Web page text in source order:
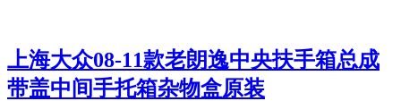
上海大众08-11款老朗逸中央扶手箱总成
带盖中间手托箱杂物盒原装